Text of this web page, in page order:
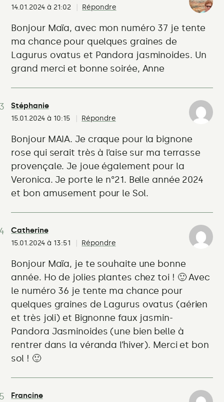
14.01.2024 à 21:02 Répondre
Bonjour Maïa, avec mon numéro 37 je tente
ma chance pour quelques graines de
Lagurus ovatus et Pandora jasminoides. Un
grand merci et bonne soirée, Anne
Stéphanie
15.01.2024 à 10:15 Répondre
Bonjour MAIA. Je craque pour la bignone
rose qui serait très à l’aise sur ma terrasse
provençale. Je joue également pour la
Veronica. Je porte le n°21. Belle année 2024
et bon amusement pour le Sol.
Catherine
15.01.2024 à 13:51 Répondre
Bonjour Maïa, je te souhaite une bonne
année. Ho de jolies plantes chez toi ! 🙂 Avec
le numéro 36 je tente ma chance pour
quelques graines de Lagurus ovatus (aérien
et très joli) et Bignonne faux jasmin-
Pandora Jasminoides (une bien belle à
rentrer dans la véranda l’hiver). Merci et bon
sol ! 🙂
Francine